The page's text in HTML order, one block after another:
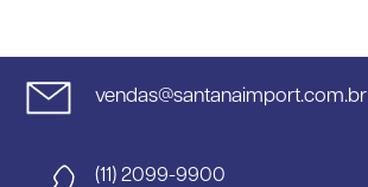
vendas@santanaimport.com.br
(11) 2099-9900